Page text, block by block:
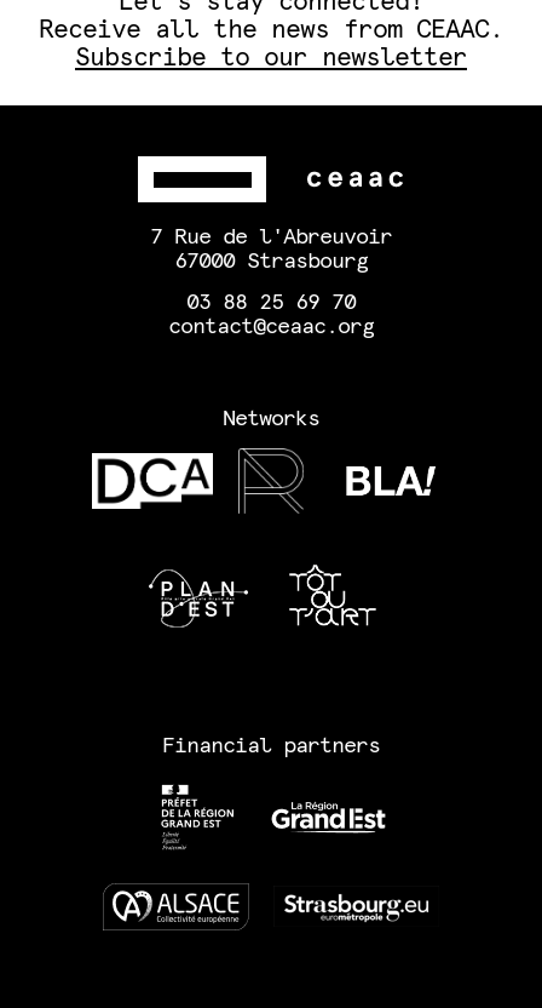
Receive all the news from CEAAC.
Subscribe to our newsletter
7 Rue de l'Abreuvoir
67000 Strasbourg
03 88 25 69 70
contact@ceaac.org
Networks
Financial partners